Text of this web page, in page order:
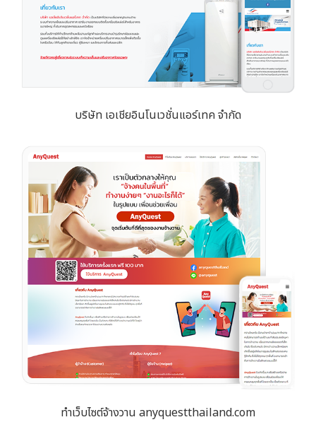
บริษัท เอเชียอินโนเวชั่นแอร์เทค จำกัด
ทำเว็บไซต์จ้างวาน anyquestthailand.com